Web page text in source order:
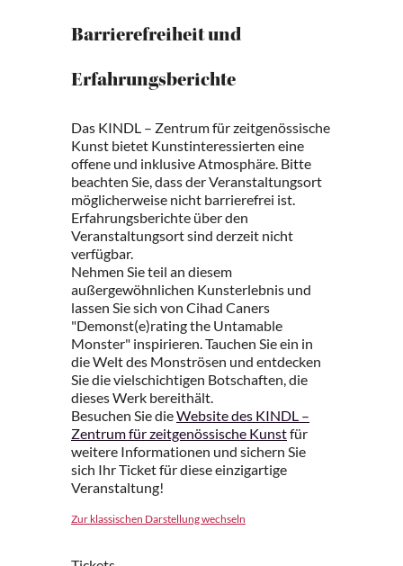
Barrierefreiheit und
Erfahrungsberichte
Das KINDL – Zentrum für zeitgenössische
Kunst bietet Kunstinteressierten eine
offene und inklusive Atmosphäre. Bitte
beachten Sie, dass der Veranstaltungsort
möglicherweise nicht barrierefrei ist.
Erfahrungsberichte über den
Veranstaltungsort sind derzeit nicht
verfügbar.
Nehmen Sie teil an diesem
außergewöhnlichen Kunsterlebnis und
lassen Sie sich von Cihad Caners
"Demonst(e)rating the Untamable
Monster" inspirieren. Tauchen Sie ein in
die Welt des Monströsen und entdecken
Sie die vielschichtigen Botschaften, die
dieses Werk bereithält.
Besuchen Sie dieWebsite des KINDL –
Zentrum für zeitgenössische Kunstfür
weitere Informationen und sichern Sie
sich Ihr Ticket für diese einzigartige
Veranstaltung!
Zur klassischen Darstellung wechseln